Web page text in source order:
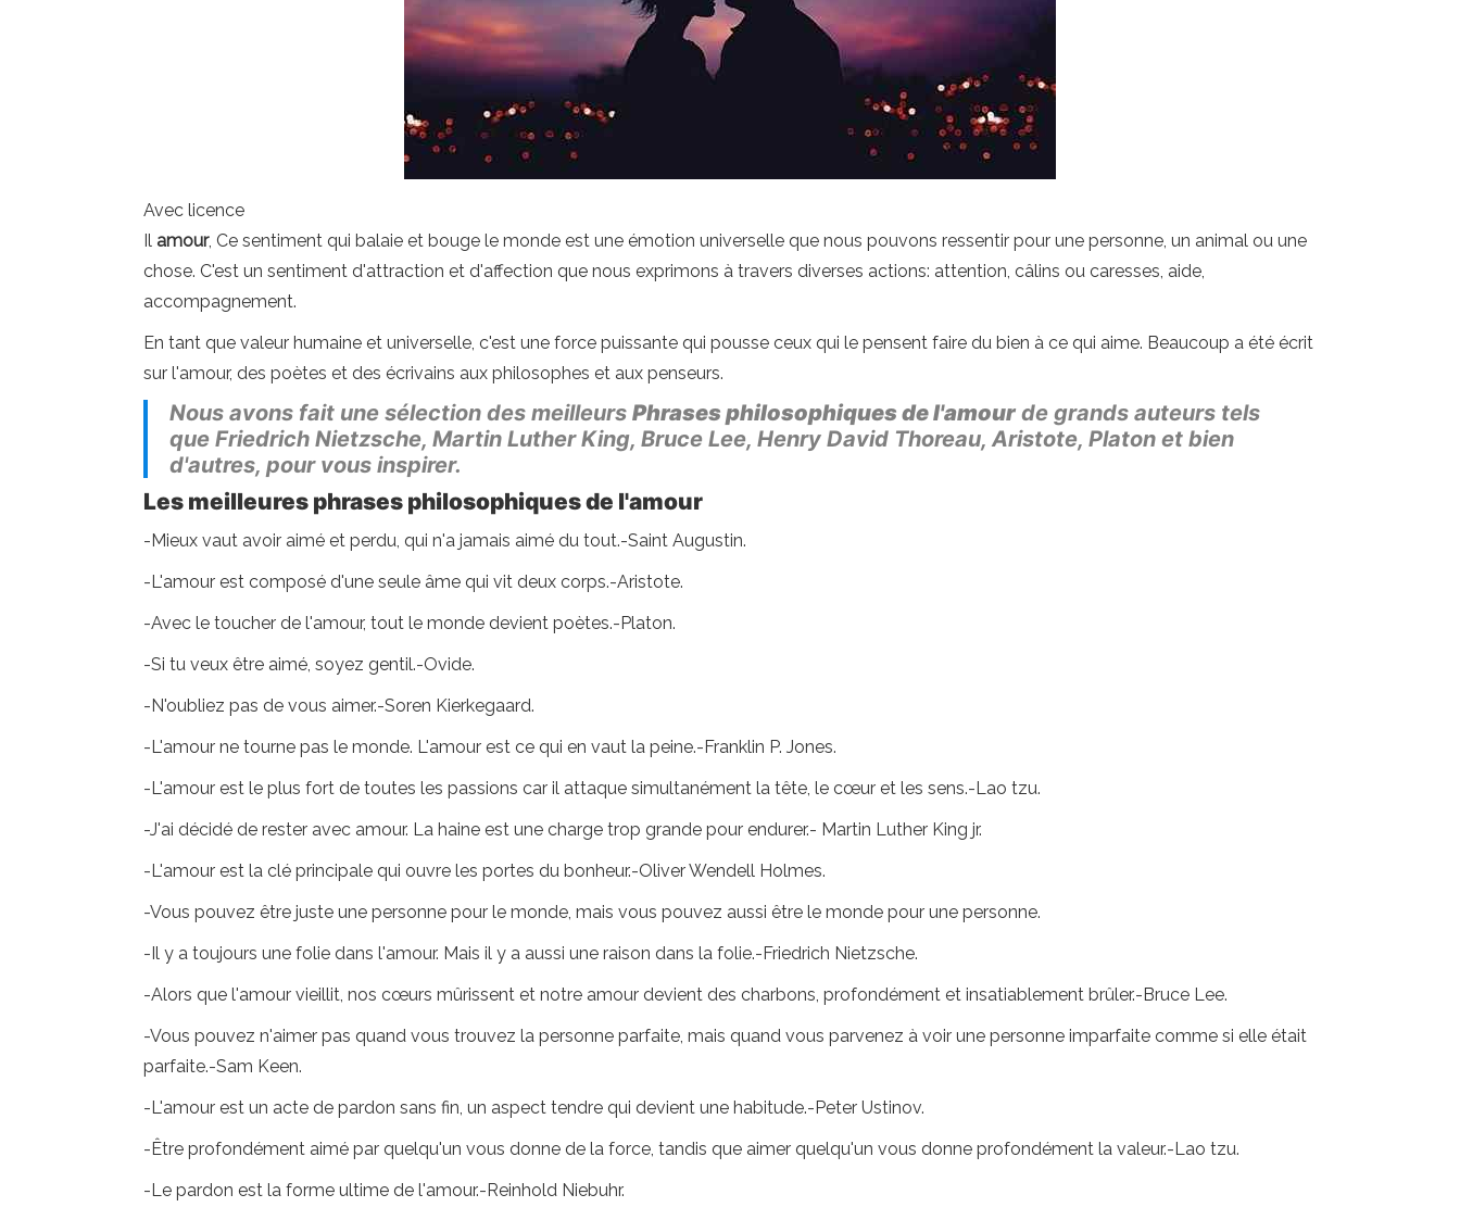
Avec licence
Il amour, Ce sentiment qui balaie et bouge le monde est une émotion universelle que nous pouvons ressentir pour une personne, un animal ou une
chose. C'est un sentiment d'attraction et d'affection que nous exprimons à travers diverses actions: attention, câlins ou caresses, aide,
accompagnement.
En tant que valeur humaine et universelle, c'est une force puissante qui pousse ceux qui le pensent faire du bien à ce qui aime. Beaucoup a été écrit
sur l'amour, des poètes et des écrivains aux philosophes et aux penseurs.
Nous avons fait une sélection des meilleurs Phrases philosophiques de l'amour de grands auteurs tels
que Friedrich Nietzsche, Martin Luther King, Bruce Lee, Henry David Thoreau, Aristote, Platon et bien
d'autres, pour vous inspirer.
Les meilleures phrases philosophiques de l'amour
-Mieux vaut avoir aimé et perdu, qui n'a jamais aimé du tout.-Saint Augustin.
-L'amour est composé d'une seule âme qui vit deux corps.-Aristote.
-Avec le toucher de l'amour, tout le monde devient poètes.-Platon.
-Si tu veux être aimé, soyez gentil.-Ovide.
-N'oubliez pas de vous aimer.-Soren Kierkegaard.
-L'amour ne tourne pas le monde. L'amour est ce qui en vaut la peine.-Franklin P. Jones.
-L'amour est le plus fort de toutes les passions car il attaque simultanément la tête, le cœur et les sens.-Lao tzu.
-J'ai décidé de rester avec amour. La haine est une charge trop grande pour endurer.- Martin Luther King jr.
-L'amour est la clé principale qui ouvre les portes du bonheur.-Oliver Wendell Holmes.
-Vous pouvez être juste une personne pour le monde, mais vous pouvez aussi être le monde pour une personne.
-Il y a toujours une folie dans l'amour. Mais il y a aussi une raison dans la folie.-Friedrich Nietzsche.
-Alors que l'amour vieillit, nos cœurs mûrissent et notre amour devient des charbons, profondément et insatiablement brûler.-Bruce Lee.
-Vous pouvez n'aimer pas quand vous trouvez la personne parfaite, mais quand vous parvenez à voir une personne imparfaite comme si elle était
parfaite.-Sam Keen.
-L'amour est un acte de pardon sans fin, un aspect tendre qui devient une habitude.-Peter Ustinov.
-Être profondément aimé par quelqu'un vous donne de la force, tandis que aimer quelqu'un vous donne profondément la valeur.-Lao tzu.
-Le pardon est la forme ultime de l'amour.-Reinhold Niebuhr.